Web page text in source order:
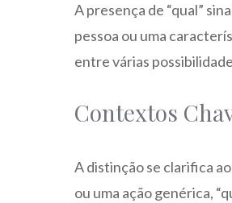
A presença de “qual”
pessoa ou uma
entre várias
Contextos
A distinção se clarifica
ou uma ação genérica,